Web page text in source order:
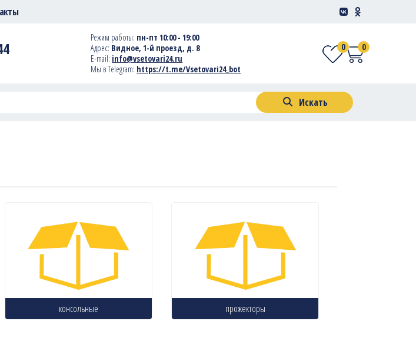
Режим работы: пн-пт 10:00 - 19:00
Адрес: Видное, 1-й проезд, д. 8
E-mail: info@vsetovari24.ru
Мы в Telegram: https://t.me/Vsetovari24_bot
0
0
Искать
консольные прожекторы